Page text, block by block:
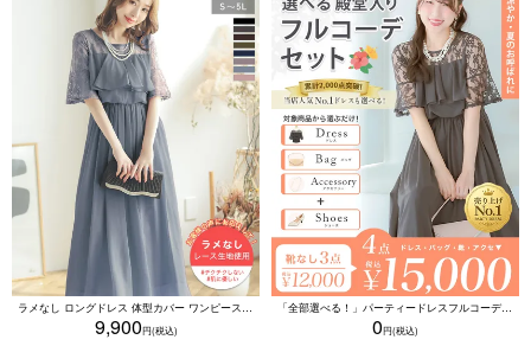
ラメなし ロングドレス 体型カバー ワンピース 敏感肌対応 結婚式 二次会 お呼ばれ 大人 上品 (Sサイズ～5Lサイズ)
9,900
「全部選べる！」パーティードレスフルコーデセット (ドレス1点＋バッグ1点＋アクセ1点+靴1足/4点15000円(税込)/靴なしで12000円(税込))
0